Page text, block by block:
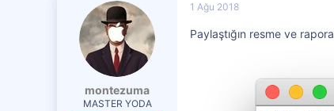
montezuma
MASTER YODA
1 Ağu 2018
Paylaştığın resme ve